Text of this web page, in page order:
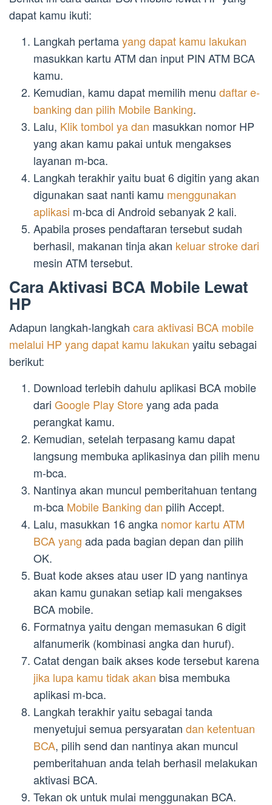
dapat kamu ikuti:
Langkah pertamayang dapat kamu lakukan
masukkan kartu ATM dan input PIN ATM BCA
kamu.
Kemudian, kamu dapat memilih menu daftar e-
banking dan pilih Mobile Banking.
Lalu, Klik tombol ya dan masukkan nomor HP
yang akan kamu pakai untuk mengakses
layanan m-bca.
Langkah terakhir yaitu buat 6 digitin yang akan
digunakan saat nanti kamu menggunakan
aplikasi m-bca di Android sebanyak 2 kali.
Apabila proses pendaftaran tersebut sudah
berhasil, makanan tinja akan keluar stroke dari
mesin ATM tersebut.
Cara Aktivasi BCA Mobile Lewat
HP
Adapun langkah-langkah cara aktivasi BCA mobile
melalui HP yang dapat kamu lakukan yaitu sebagai
berikut:
Download terlebih dahulu aplikasi BCA mobile
dari Google Play Storeyang ada pada
perangkat kamu.
Kemudian, setelah terpasang kamu dapat
langsung membuka aplikasinya dan pilih menu
m-bca.
Nantinya akan muncul pemberitahuan tentang
m-bca Mobile Banking dan pilih Accept.
Lalu, masukkan 16 angka nomor kartu ATM
BCA yang ada pada bagian depan dan pilih
OK.
Buat kode akses atau user ID yang nantinya
akan kamu gunakan setiap kali mengakses
BCA mobile.
Formatnya yaitu dengan memasukan 6 digit
alfanumerik (kombinasi angka dan huruf).
Catat dengan baik akses kode tersebut karena
jika lupa kamu tidak akan bisa membuka
aplikasi m-bca.
Langkah terakhir yaitu sebagai tanda
menyetujui semua persyaratan dan ketentuan
BCA, pilih send dan nantinya akan muncul
pemberitahuan anda telah berhasil melakukan
aktivasi BCA.
Tekan ok untuk mulai menggunakan BCA.